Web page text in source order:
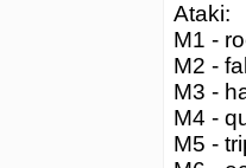
Ataki:
M1 -
M2 -
M3 -
M4 -
M5 -